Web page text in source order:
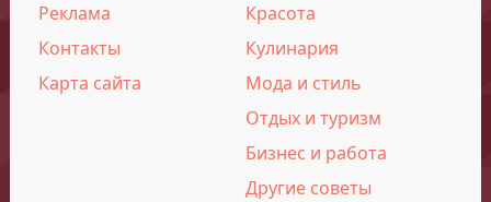
Реклама
Контакты
Карта сайта
Красота
Кулинария
Мода и стиль
Отдых и туризм
Бизнес и работа
Другие советы